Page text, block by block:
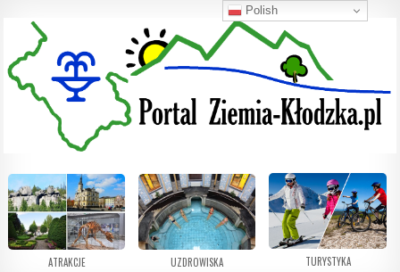
ATRAKCJE UZDROWISKA TURYSTYKA
Polish